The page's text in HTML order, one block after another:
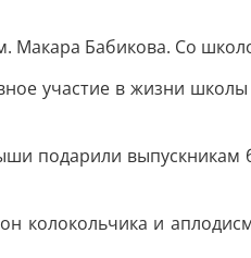
Макара Бабикова. Со
участие в жизни
подарили выпускникам
колокольчика и